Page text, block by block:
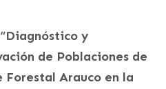
y
de Poblaciones de
Arauco en la